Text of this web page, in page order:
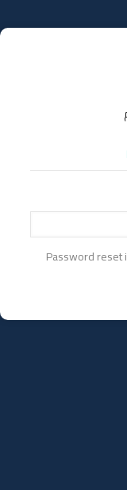
Password